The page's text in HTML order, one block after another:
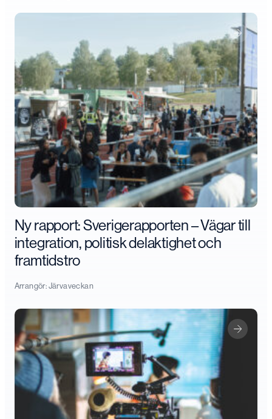
Ny rapport: Sverigerapporten – Vägar till
integration, politisk delaktighet och
framtidstro
Arrangör:Järvaveckan